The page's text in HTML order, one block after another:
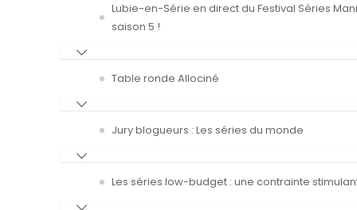
Lubie-en-Série en direct du Festival Séries
saison 5 !
Table ronde Allociné
Jury blogueurs : Les séries du monde
Les séries low-budget : une contrainte